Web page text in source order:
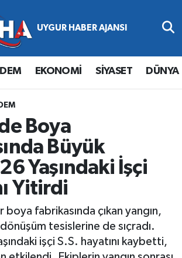
EKONOMİ SİYASET DÜNYA
Boya
Büyük
Yaşındaki İşçi
Yitirdi
boya fabrikasında çıkan yangın,
tesislerine de sıçradı.
işçi S.S. hayatını kaybetti,
Durumu ve Fikstür
Haberleri